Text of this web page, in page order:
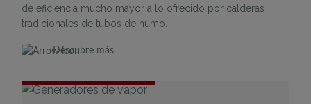
de eficiencia mucho mayor a lo ofrecido por calderas
tradicionales de tubos de humo.
Descubre más